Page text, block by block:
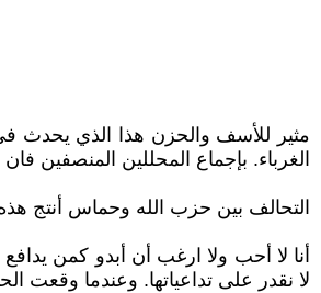
مثير للأسف والحزن هذا الذي يحدث
الغرباء. بإجماع المحللين المنصفين
التحالف بين حزب الله وحماس أنتج
أنا لا أحب ولا ارغب أن أبدو كمن
لا نقدر على تداعياتها. وعندما وقعت